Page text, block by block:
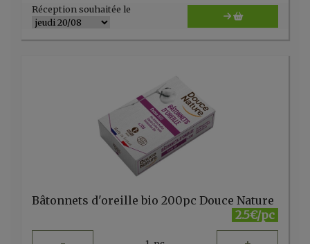
Réception souhaitée le
Bâtonnets d'oreille bio 200pc Douce Nature
2.5€/pc